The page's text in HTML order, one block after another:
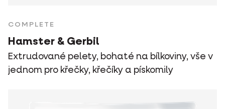
COMPLETE
Hamster & Gerbil
Extrudované pelety, bohaté na bílkoviny, vše v
jednom pro křečky, křečíky a pískomily